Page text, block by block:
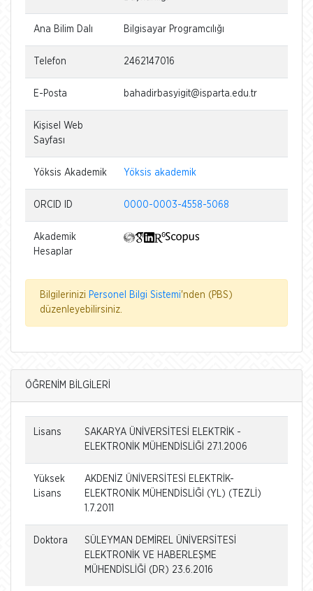
Ana Bilim Dalı Bilgisayar Programcılığı
Telefon 2462147016
E-Posta bahadirbasyigit@isparta.edu.tr
Kişisel Web
Sayfası
Yöksis Akademik Yöksis akademik
ORCID ID 0000-0003-4558-5068
Akademik
Hesaplar
Bilgilerinizi Personel Bilgi Sistemi'nden (PBS)
düzenleyebilirsiniz.
ÖĞRENİM BİLGİLERİ
Lisans
SAKARYA ÜNİVERSİTESİ ELEKTRİK -
ELEKTRONİK MÜHENDİSLİĞİ 27.1.2006
Yüksek
Lisans
AKDENİZ ÜNİVERSİTESİ ELEKTRİK-
ELEKTRONİK MÜHENDİSLİĞİ (YL) (TEZLİ)
1.7.2011
Doktora
SÜLEYMAN DEMİREL ÜNİVERSİTESİ
ELEKTRONİK VE HABERLEŞME
MÜHENDİSLİĞİ (DR) 23.6.2016